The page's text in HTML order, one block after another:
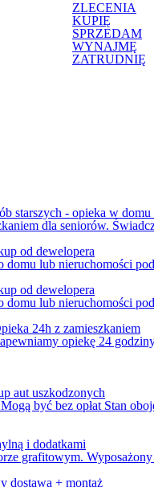
ZLECENIA
KUPIĘ
SPRZEDAM
WYNAJMĘ
ZATRUDNIĘ
starszych - opieka w
dla seniorów.
od dewelopera
domu lub nieruchomości
od dewelopera
domu lub nieruchomości
24h z zamieszkaniem
opiekę 24
aut uszkodzonych
być bez opłat Stan
i dodatkami
grafitowym.
dostawa + montaż